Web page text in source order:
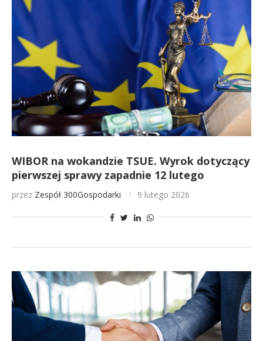
WIBOR na wokandzie TSUE. Wyrok dotyczący
pierwszej sprawy zapadnie 12 lutego
przez Zespół 300Gospodarki 9 lutego 2026